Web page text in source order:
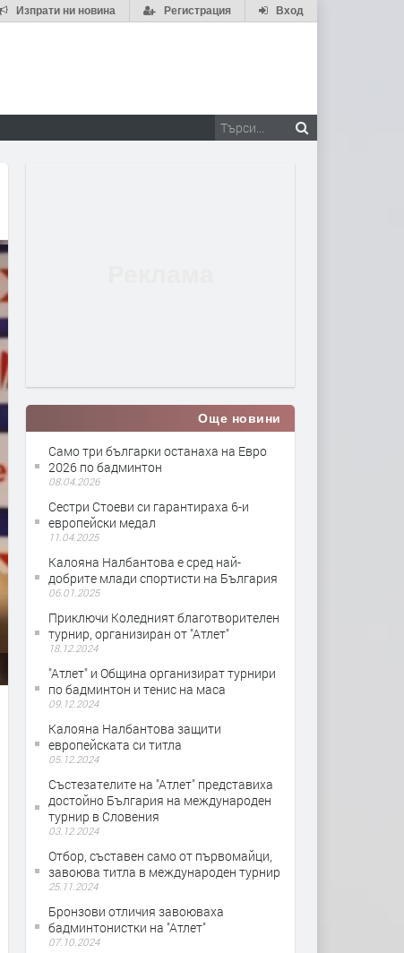
Вход
Регистрация
Изпрати ни новина
Още новини
Само три българки останаха на Евро
2026 по бадминтон
08.04.2026
Сестри Стоеви си гарантираха 6-и
европейски медал
11.04.2025
Калояна Налбантова е сред най-
добрите млади спортисти на България
06.01.2025
Приключи Коледният благотворителен
турнир, организиран от "Атлет"
18.12.2024
"Атлет" и Община организират турнири
по бадминтон и тенис на маса
09.12.2024
Калояна Налбантова защити
европейската си титла
05.12.2024
Състезателите на "Атлет" представиха
достойно България на международен
турнир в Словения
03.12.2024
Отбор, съставен само от първомайци,
завоюва титла в международен турнир
25.11.2024
Бронзови отличия завоюваха
бадминтонистки на "Атлет"
07.10.2024